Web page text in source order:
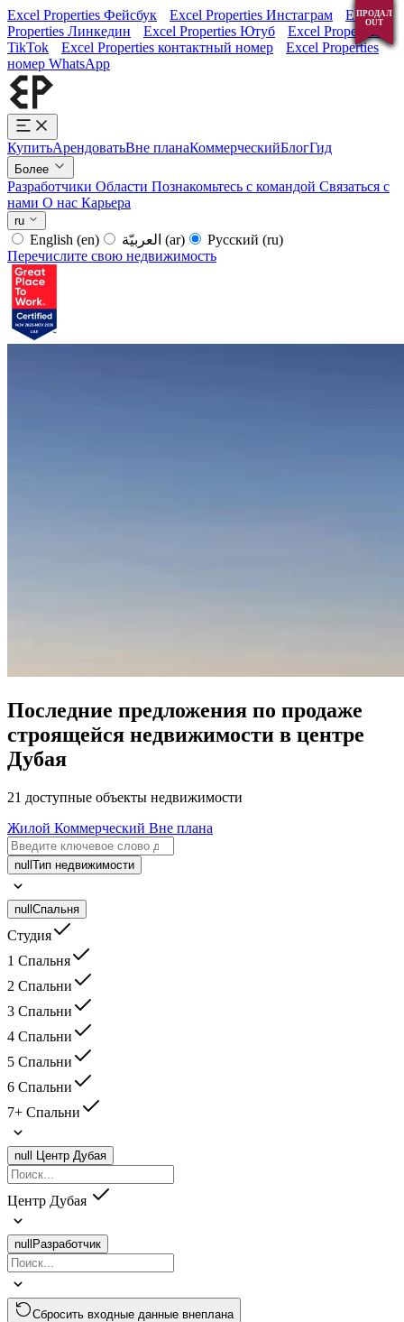
Excel Properties Фейсбук Excel Properties Инстаграм
Excel
Properties Линкедин
Excel Properties Ютуб
Excel Properties
TikTok
Excel Properties контактный номер
Excel Properties
номер WhatsApp
КупитьАрендоватьВне планаКоммерческийБлогГид
Более
Разработчики Области Познакомьтесь с командой Связаться с
нами О нас Карьера
ru
English (en) (ar) Русский (ru)
Перечислите свою недвижимость
Последние предложения по продаже
строящейся недвижимости в центре
Дубая
21 доступные объекты недвижимости
Жилой Коммерческий Вне плана
null Тип недвижимости
null Спальня
Студия
1 Спальня
2 Спальни
3 Спальни
4 Спальни
5 Спальни
6 Спальни
7+ Спальни
null Центр Дубая
Центр Дубая
null Разработчик
Сбросить входные данные внеплана
ПРОДАЛ
OUT
ПРОДАЛ
OUT
ПРОДАЛ
OUT
ПРОДАЛ
OUT
ПРОДАЛ
OUT
ПРОДАЛ
OUT
ПРОДАЛ
OUT